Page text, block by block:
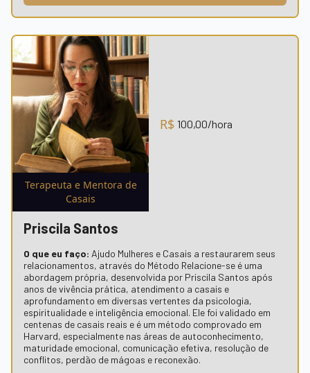
Terapeuta e Mentora de
Casais
R$ 100,00/hora
Priscila Santos
O que eu faço: Ajudo Mulheres e Casais a restaurarem seus
relacionamentos, através do Método Relacione-se é uma
abordagem própria, desenvolvida por Priscila Santos após
anos de vivência prática, atendimento a casais e
aprofundamento em diversas vertentes da psicologia,
espiritualidade e inteligência emocional. Ele foi validado em
centenas de casais reais e é um método comprovado em
Harvard, especialmente nas áreas de autoconhecimento,
maturidade emocional, comunicação efetiva, resolução de
conflitos, perdão de mágoas e reconexão.